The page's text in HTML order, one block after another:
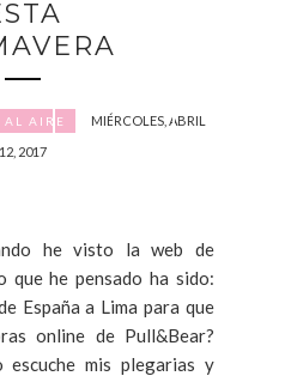
AL AIRE
MIÉRCOLES, ABRIL
12, 2017
he visto la web de
que he pensado ha sido:
España a Lima para que
online de Pull&Bear?
escuche mis plegarias y